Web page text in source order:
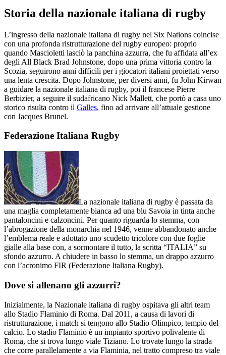
Storia della nazionale italiana di rugby
L’ingresso della nazionale italiana di rugby nel Six Nations coincise
con una profonda ristrutturazione del rugby europeo: proprio
quando Mascioletti lasciò la panchina azzurra, che fu affidata all’ex
degli All Black Brad Johnstone, dopo una prima vittoria contro la
Scozia, seguirono anni difficili per i giocatori italiani proiettati verso
una lenta crescita. Dopo Johnstone, per diversi anni, fu John Kirwan
a guidare la nazionale italiana di rugby, poi il francese Pierre
Berbizier, a seguire il sudafricano Nick Mallett, che portò a casa uno
storico risulta contro il Galles, fino ad arrivare all’attuale gestione
con Jacques Brunel.
Federazione Italiana Rugby
La nazionale italiana di rugby è passata da
una maglia completamente bianca ad una blu Savoia in tinta anche
pantaloncini e calzoncini. Per quanto riguarda lo stemma, con
l’abrogazione della monarchia nel 1946, venne abbandonato anche
l’emblema reale e adottato uno scudetto tricolore con due foglie
gialle alla base con, a sormontare il tutto, la scritta “ITALIA” su
sfondo azzurro. A chiudere in basso lo stemma, un drappo azzurro
con l’acronimo FIR (Federazione Italiana Rugby).
Dove si allenano gli azzurri?
Inizialmente, la Nazionale italiana di rugby ospitava gli altri team
allo Stadio Flaminio di Roma. Dal 2011, a causa di lavori di
ristrutturazione, i match si tengono allo Stadio Olimpico, tempio del
calcio. Lo stadio Flaminio è un impianto sportivo polivalente di
Roma, che si trova lungo viale Tiziano. Lo trovate lungo la strada
che corre parallelamente a via Flaminia, nel tratto compreso tra viale